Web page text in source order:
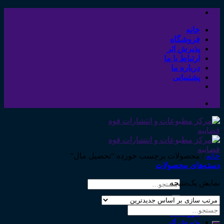
Skip
contentخانه
فروشگاه
پذیرش اثر
ارتباط با ما
درباره ما
پشتیبانی
جستجو
خانه
فروشگاه
پذیرش اثر
خانه /محصولات برچسب خورده “تحصیل مال”
دسته‌های محصولات
نمایش یک نتیجه
جستجو